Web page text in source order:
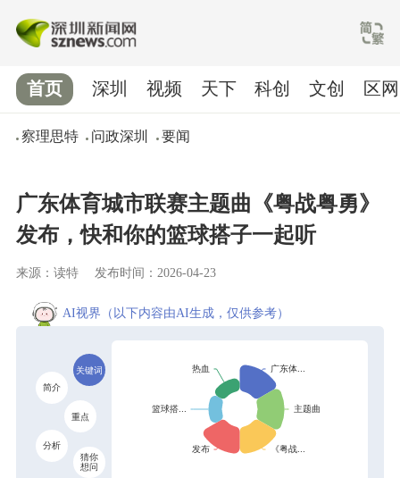
首页
察理思特 问政深圳 要闻
深圳 视频 天下 科创 文创 区网
广东体育城市联赛主题曲《粤战粤勇》
发布，快和你的篮球搭子一起听
来源：读特 发布时间：2026-04-23
AI视界 （以下内容由AI生成，仅供参考）
关键词
简介
重点
分析
猜你
想问